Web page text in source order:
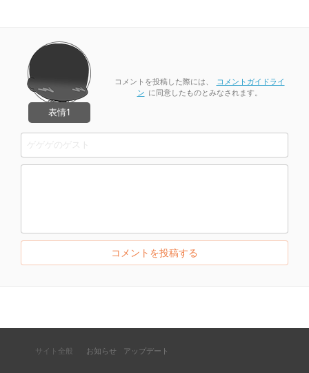
コメントを投稿した際には、
コメントガイドライ
ン に同意したものとみなされます。
表情1
サイト全般 お知らせ アップデート